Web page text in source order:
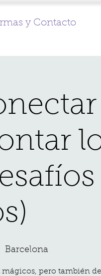
y Contacto
Barcelona
pero también